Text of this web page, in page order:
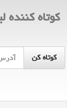
كوتاه كننده